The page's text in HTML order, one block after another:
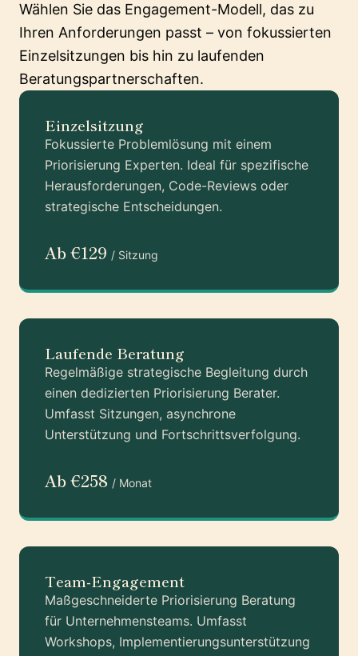
Wählen Sie das Engagement-Modell, das zu
Ihren Anforderungen passt – von fokussierten
Einzelsitzungen bis hin zu laufenden
Beratungspartnerschaften.
Einzelsitzung
Fokussierte Problemlösung mit einem
Priorisierung Experten. Ideal für spezifische
Herausforderungen, Code-Reviews oder
strategische Entscheidungen.
Ab €129 / Sitzung
Laufende Beratung
Regelmäßige strategische Begleitung durch
einen dedizierten Priorisierung Berater.
Umfasst Sitzungen, asynchrone
Unterstützung und Fortschrittsverfolgung.
Ab €258 / Monat
Team-Engagement
Maßgeschneiderte Priorisierung Beratung
für Unternehmensteams. Umfasst
Workshops, Implementierungsunterstützung